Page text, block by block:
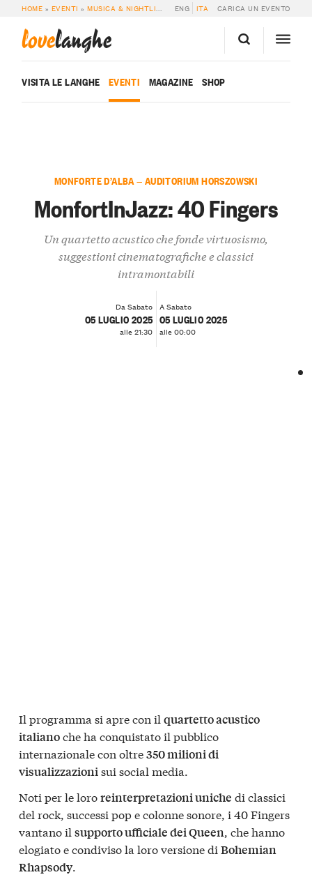
HOME » EVENTI »MUSICA & NIGHTLIFE MONFORTINJAZZ: 40 FINGERS
ENG ITA CARICA UN EVENTO
lovelanghe
VISITA LE LANGHE EVENTI MAGAZINE SHOP
MONFORTE D’ALBA — AUDITORIUM HORSZOWSKI
MonfortInJazz: 40 Fingers
Un quartetto acustico che fonde virtuosismo,
suggestioni cinematografiche e classici
intramontabili
Da Sabato
05 LUGLIO 2025
alle 21:30
A Sabato
05 LUGLIO 2025
alle 00:00
Il programma si apre con il quartetto acustico
italianoche ha conquistato il pubblico
internazionale con oltre350 milioni di
visualizzazionisui social media.
Noti per le lororeinterpretazioni uniche di classici
del rock, successi pop e colonne sonore, i 40 Fingers
vantano il supporto ufficiale dei Queen, che hanno
elogiato e condiviso la loro versione di Bohemian
Rhapsody.